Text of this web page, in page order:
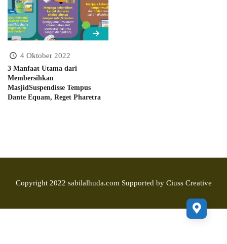
4 Oktober 2022
3 Manfaat Utama dari
Membersihkan
MasjidSuspendisse Tempus
Dante Equam, Reget Pharetra
Copyright 2022 sabilalhuda.com Supported by Ciuss Creative